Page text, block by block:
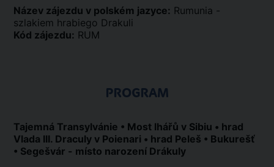
Název zájezdu v polském jazyce: Rumunia -
szlakiem hrabiego Drakuli
Kód zájezdu: RUM
PROGRAM
Tajemná Transylvánie • Most lhářů v Sibiu • hrad
Vlada III. Draculy v Poienari • hrad Peleš • Bukurešť
• Segešvár - místo narození Drákuly